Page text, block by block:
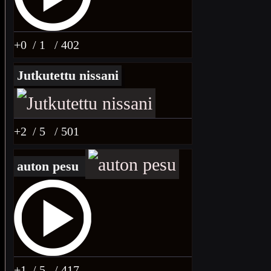
+0 / 1 / 402
Jutkutettu nissani
+2 / 5 / 501
auton pesu